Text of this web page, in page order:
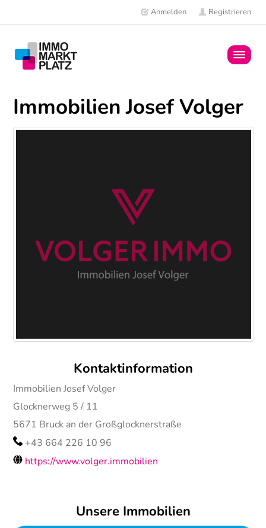
Anmelden Registrieren
Immobilien Josef Volger
Kontaktinformation
Immobilien Josef Volger
Glocknerweg 5 / 11
5671 Bruck an der Großglocknerstraße
+43 664 226 10 96
https://www.volger.immobilien
Unsere Immobilien